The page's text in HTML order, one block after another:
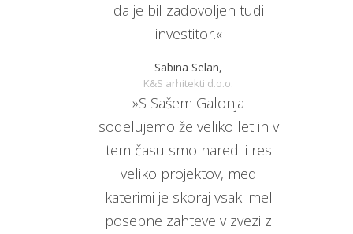
da je bil zadovoljen tudi
investitor.«
Sabina Selan,
K&S arhitekti d.o.o.
»S Sašem Galonja
sodelujemo že veliko let in v
tem času smo naredili res
veliko projektov, med
katerimi je skoraj vsak imel
posebne zahteve v zvezi z